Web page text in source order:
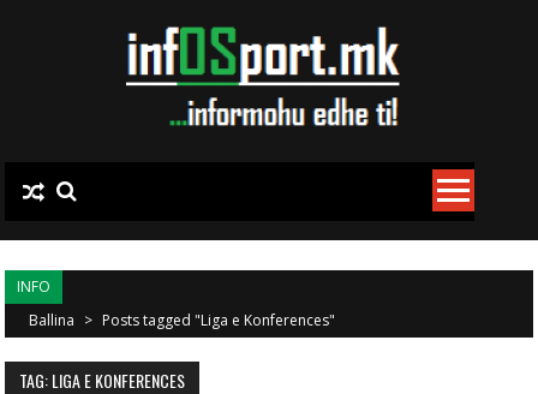
INFO
Ballina > Posts tagged "Liga e Konferences"
TAG: LIGA E KONFERENCES